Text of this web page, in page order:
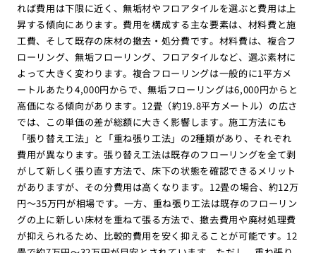
れば費用は下限に近く、無垢材やフロアタイルを選ぶと費用は上
昇する傾向にあります。費用を構成する主な要素は、材料費と施
工費、そして既存の床材の撤去・処分費です。材料費は、複合フ
ローリング、無垢フローリング、フロアタイルなど、選ぶ素材に
よって大きく変わります。複合フローリングは一般的に1平方メ
ートルあたり4,000円からで、無垢フローリングは6,000円からと
高価になる傾向があります。12畳（約19.8平方メートル）の広さ
では、この単価の差が総額に大きく影響します。施工方法にも
「張り替え工法」と「重ね張り工法」の2種類があり、それぞれ
費用が異なります。張り替え工法は既存のフローリングを全て剥
がして新しく張り直す方法で、床下の状態を確認できるメリット
がありますが、その分費用は高くなります。12畳の場合、約12万
円〜35万円が相場です。一方、重ね張り工法は既存のフローリン
グの上に新しい床材を重ねて張る方法で、撤去費用や廃材処理費
が抑えられるため、比較的費用を安く抑えることが可能です。12